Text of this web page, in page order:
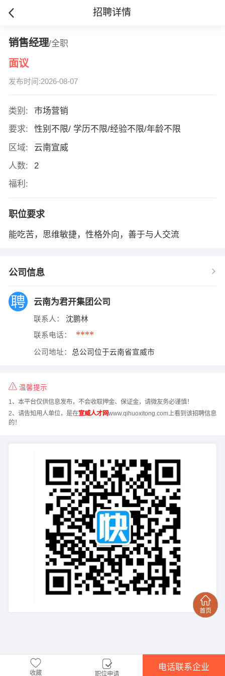
招聘详情
销售经理/全职
面议
发布时间:2026-08-07
类别:
市场营销
要求:
性别不限/ 学历不限/经验不限/年龄不限
区域:
云南宣威
人数:
2
福利:
职位要求
能吃苦，思维敏捷，性格外向，善于与人交流
公司信息
云南为君开集团公司
联系人： 沈鹏林
联系电话： ****
公司地址： 总公司位于云南省宣威市
温馨提示
1、本平台仅供信息发布，不会收取押金、保证金，请微友务必谨慎！
2、请告知用人单位，是在宣威人才网www.qihuoxitong.com上看到该招聘信息
的！
收藏 职位申请
电话联系企业